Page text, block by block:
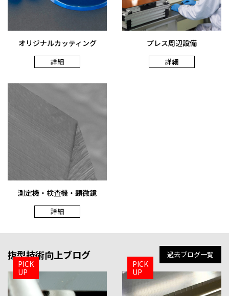
オリジナルカッティング
詳細
プレス周辺設備
詳細
測定機・検査機・顕微鏡
詳細
抜型技術向上ブログ 過去ブログ一覧
PICK
UP
PICK
UP